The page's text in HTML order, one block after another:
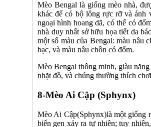
Mèo Bengal là giống mèo nhà,
khác để có bộ lông rực rỡ và ánh
ngoại hình hoang dã, có thể có
nhà duy nhất sở hữu họa tiết da
một số màu của Bengal: màu nâu
bạc, và màu nâu chồn có đốm.
Mèo Bengal thông minh, giàu
nhặt đồ, và chúng thường thích
8-Mèo Ai Cập (Sphynx)
Mèo Ai Cập(Sphynx)là một giống
biến gen xảy ra tự nhiên; tuy